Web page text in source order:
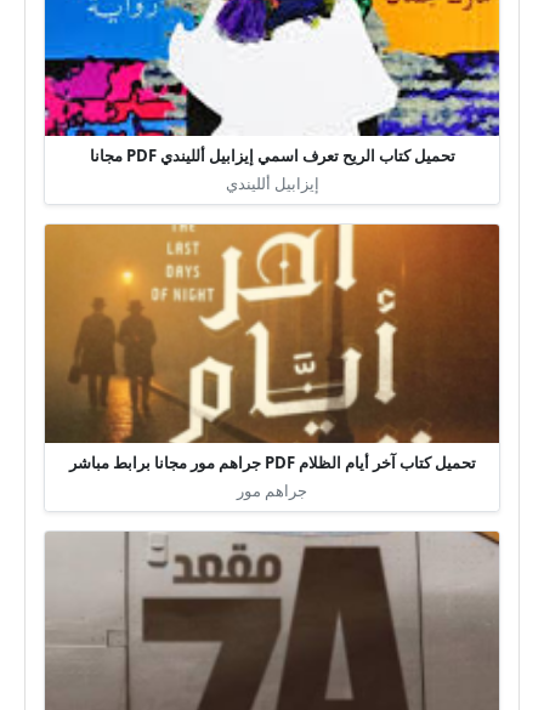
تحميل كتاب الريح تعرف اسمي إيزابيل ألليندي PDF مجانا
إيزابيل ألليندي
تحميل كتاب آخر أيام الظلام PDF جراهم مور مجانا برابط مباشر
جراهم مور